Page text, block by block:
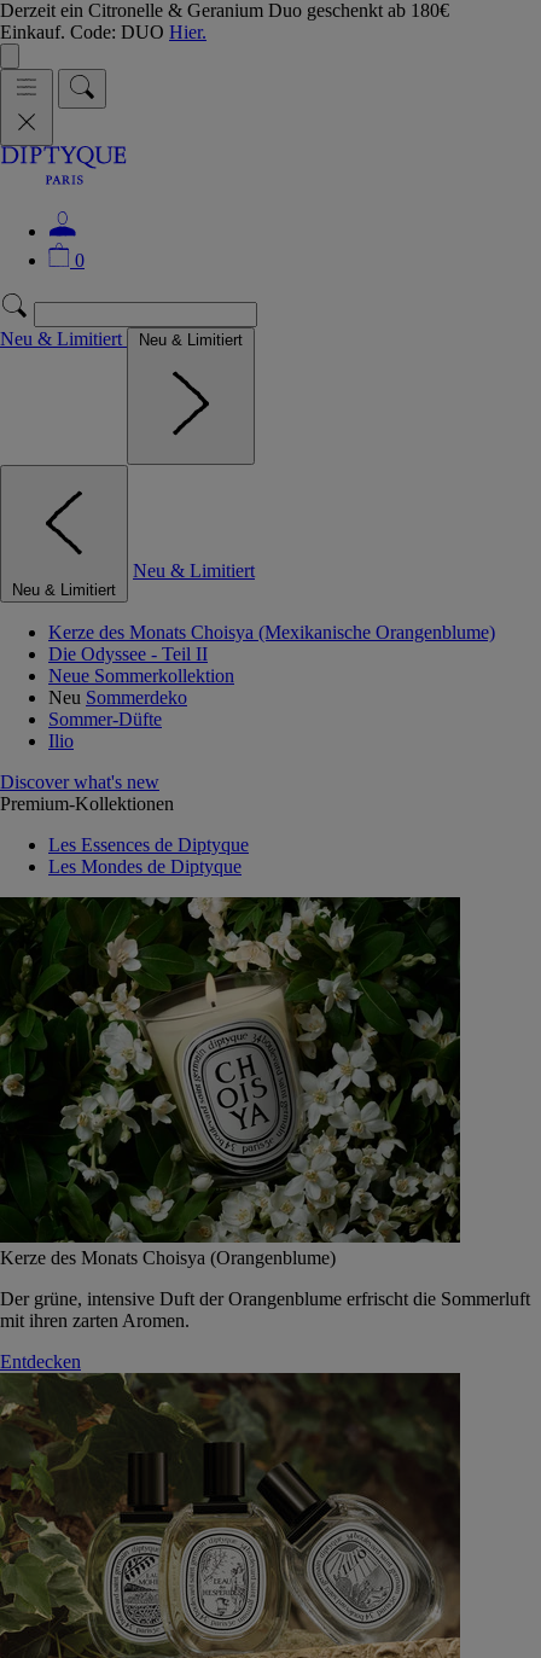
Derzeit ein Citronelle & Geranium Duo geschenkt ab 180€
Einkauf. Code: DUO Hier.
0
Neu & Limitiert Neu & Limitiert
Neu & Limitiert
Neu & Limitiert
Kerze des Monats Choisya (Mexikanische Orangenblume)
Die Odyssee - Teil II
Neue Sommerkollektion
Neu Sommerdeko
Sommer-Düfte
Ilio
Discover what's new
Premium-Kollektionen
Les Essences de Diptyque
Les Mondes de Diptyque
Kerze des Monats Choisya (Orangenblume)
Der grüne, intensive Duft der Orangenblume erfrischt die Sommerluft
mit ihren zarten Aromen.
Entdecken